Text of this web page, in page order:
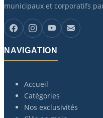
municipaux et corporatifs
NAVIGATION
Accueil
Catégories
Nos exclusivités